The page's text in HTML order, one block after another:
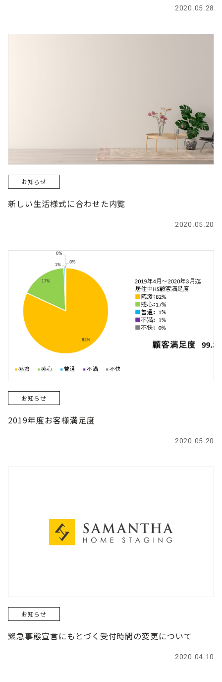
2020.05.28
お知らせ
新しい生活様式に合わせた内覧
2020.05.20
お知らせ
2019年度お客様満足度
2020.05.20
お知らせ
緊急事態宣言にもとづく受付時間の変更について
2020.04.10